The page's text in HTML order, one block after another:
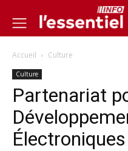
Accueil Culture
Culture
Partenariat